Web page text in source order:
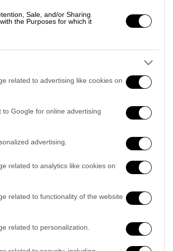
Sale, and/or Sharing
the Purposes for which it
related to advertising like cookies on
Google for online advertising
advertising.
related to analytics like cookies on
related to functionality of the website
related to personalization.
νίκη για τον
επί του Ηρακλή
«καυτό»
παλιά στην Basket
22:25
στο λιμάνι
την επιβίβασή